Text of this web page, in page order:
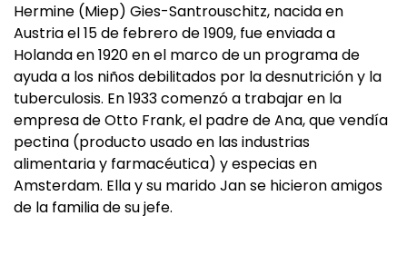
Hermine (Miep) Gies-Santrouschitz, nacida en
Austria el 15 de febrero de 1909, fue enviada a
Holanda en 1920 en el marco de un programa de
ayuda a los niños debilitados por la desnutrición y la
tuberculosis. En 1933 comenzó a trabajar en la
empresa de Otto Frank, el padre de Ana, que vendía
pectina (producto usado en las industrias
alimentaria y farmacéutica) y especias en
Amsterdam. Ella y su marido Jan se hicieron amigos
de la familia de su jefe.